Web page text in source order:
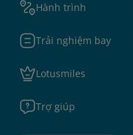
Hành trình
Trải nghiệm bay
Lotusmiles
Trợ giúp